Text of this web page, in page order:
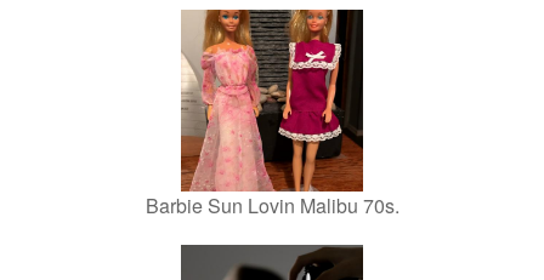
Barbie Sun Lovin Malibu 70s.